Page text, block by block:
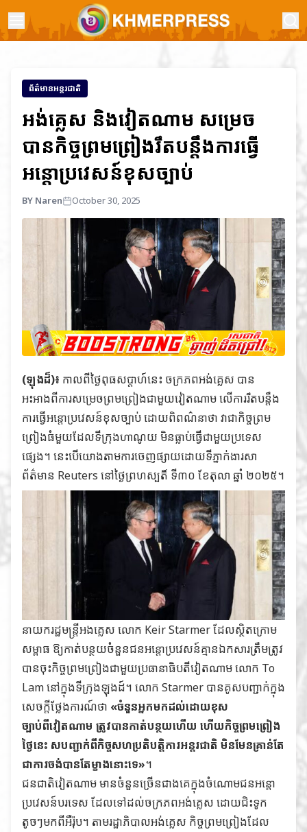
ព័ត៌មានអន្តរជាតិ
អង់គ្លេស និងវៀតណាម សម្រេច
បានកិច្ចព្រមព្រៀងរឹតបន្តឹងការធ្វើ
អន្តោប្រវេសន៍ខុសច្បាប់
BY Naren October 30, 2025
(ឡុងដ៏)៖ កាលពីថ្ងៃពុធសប្តាហ៍នេះ ចក្រភពអង់គ្លេស បាន
អះអាងពីការសម្រេចព្រមព្រៀងជាមួយវៀតណាម លើការរឹតបន្តឹង
ការធ្វើអន្តោប្រវេសន៍ខុសច្បាប់ ដោយពិពណ៌នាថា វាជាកិច្ចព្រម
ព្រៀងធំមួយដែលទីក្រុងហាណូយ មិនធ្លាប់ធ្វើជាមួយប្រទេស
ផ្សេង។ នេះបើយោងតាមការចេញផ្សាយដោយទីភ្នាក់ងារសា
ព័ត៌មាន Reuters នៅថ្ងៃព្រហស្បតិ៍ ទី៣០ ខែតុលា ឆ្នាំ ២០២៥។
នាយករដ្ឋមន្ត្រីអងគ្លេស លោក Keir Starmer ដែលស្ថិតក្រោម
សម្ពាធ ឱ្យកាត់បន្ថយចំនួនជនអន្តោប្រវេសន៍គ្មានឯកសារត្រឹមត្រូវ
បានចុះកិច្ចព្រមព្រៀងជាមួយប្រធានាធិបតីវៀតណាម លោក To
Lam នៅក្នុងទីក្រុងឡុងដ៍។ លោក Starmer បានគូសបញ្ជាក់ក្នុង
សេចក្តីថ្លែងការណ៍ថា «ចំនួនអ្នកមកដល់ដោយខុស
ច្បាប់ពីវៀតណាម ត្រូវបានកាត់បន្ថយហើយ ហើយកិច្ចព្រមព្រៀង
ថ្ងៃនេះ សបញ្ជាក់ពីកិច្ចសហប្រតិបត្តិការអន្តរជាតិ មិនមែនគ្រាន់តែ
ជាការចង់បានតែម្ខាងនោះទេ»។
ជនជាតិវៀតណាម មានចំនួនច្រើនជាងគេក្នុងចំណោមជនអន្តោ
ប្រវេសន៍បរទេស ដែលទៅដល់ចក្រភពអង់គ្លេស ដោយជិះទូក
តូចៗមកពីអឺរ៉ុប។ តាមរដ្ឋាភិបាលអង់គ្លេស កិច្ចព្រមព្រៀងដែល